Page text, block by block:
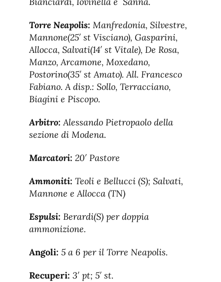
Torre Neapolis: Manfredonia, Silvestre,
Mannone(25′ st Visciano), Gasparini,
Allocca, Salvati(14′ st Vitale), De Rosa,
Manzo, Arcamone, Moxedano,
Postorino(35′ st Amato). All. Francesco
Fabiano. A disp.: Sollo, Terracciano,
Biagini e Piscopo.
Arbitro:Alessando Pietropaolo della
sezione di Modena.
Marcatori: 20′ Pastore
Ammoniti: Teoli e Bellucci (S); Salvati,
Mannone e Allocca (TN)
Espulsi: Berardi(S) per doppia
ammonizione.
Angoli: 5 a 6 per il Torre Neapolis.
Recuperi: 3′ pt; 5′ st.